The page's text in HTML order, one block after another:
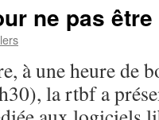
ne pas
à une heure de
la rtbf a